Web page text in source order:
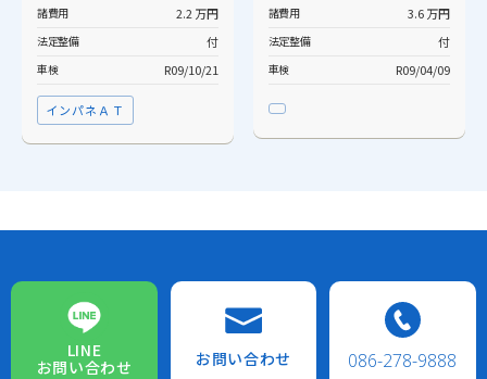
諸費用 2.2 万円
法定整備 付
車検 R09/10/21
インパネＡＴ
諸費用 3.6 万円
法定整備 付
車検 R09/04/09
LINE
お問い合わせ
お問い合わせ 086-278-9888